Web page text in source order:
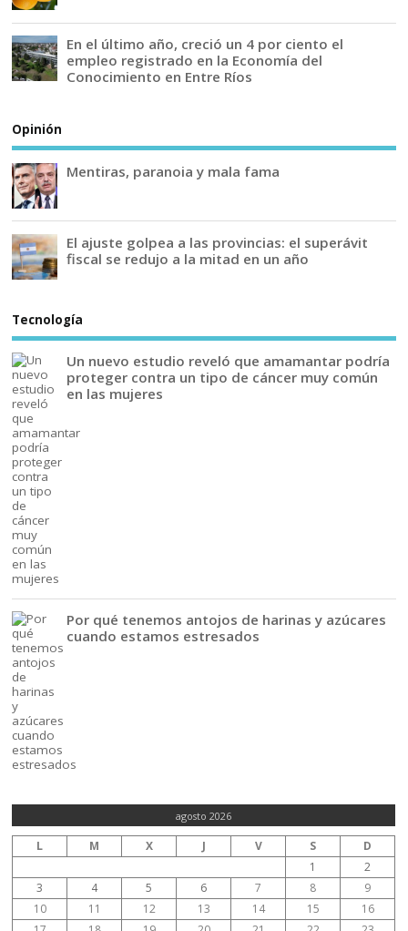
En el último año, creció un 4 por ciento el
empleo registrado en la Economía del
Conocimiento en Entre Ríos
Opinión
Mentiras, paranoia y mala fama
El ajuste golpea a las provincias: el superávit
fiscal se redujo a la mitad en un año
Tecnología
Un nuevo estudio reveló que amamantar podría
proteger contra un tipo de cáncer muy común
en las mujeres
Por qué tenemos antojos de harinas y azúcares
cuando estamos estresados
agosto 2026
L M X J V S
D
1
2
3
4 5 6 7 8
9
10
11 12 13 14 15
16